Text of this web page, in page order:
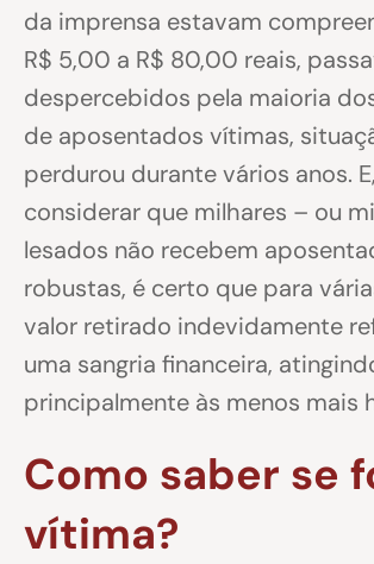
da imprensa estavam
R$ 5,00 a R$ 80,00 reais,
despercebidos pela maioria
de aposentados vítimas,
perdurou durante vários anos.
considerar que milhares – ou
lesados não recebem
robustas, é certo que para
valor retirado indevidamente
uma sangria financeira,
principalmente às menos mais
Como saber se
vítima?